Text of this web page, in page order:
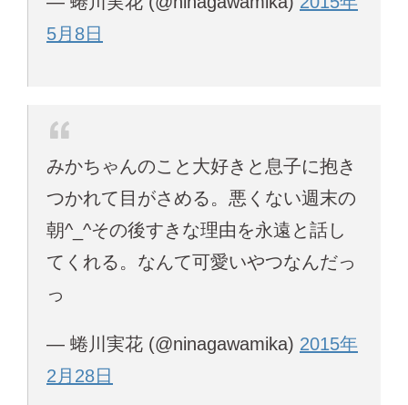
5月8日
みかちゃんのこと大好きと息子に抱き
つかれて目がさめる。悪くない週末の
朝^_^その後すきな理由を永遠と話し
てくれる。なんて可愛いやつなんだっ
っ
— 蜷川実花 (@ninagawamika) 2015年
2月28日